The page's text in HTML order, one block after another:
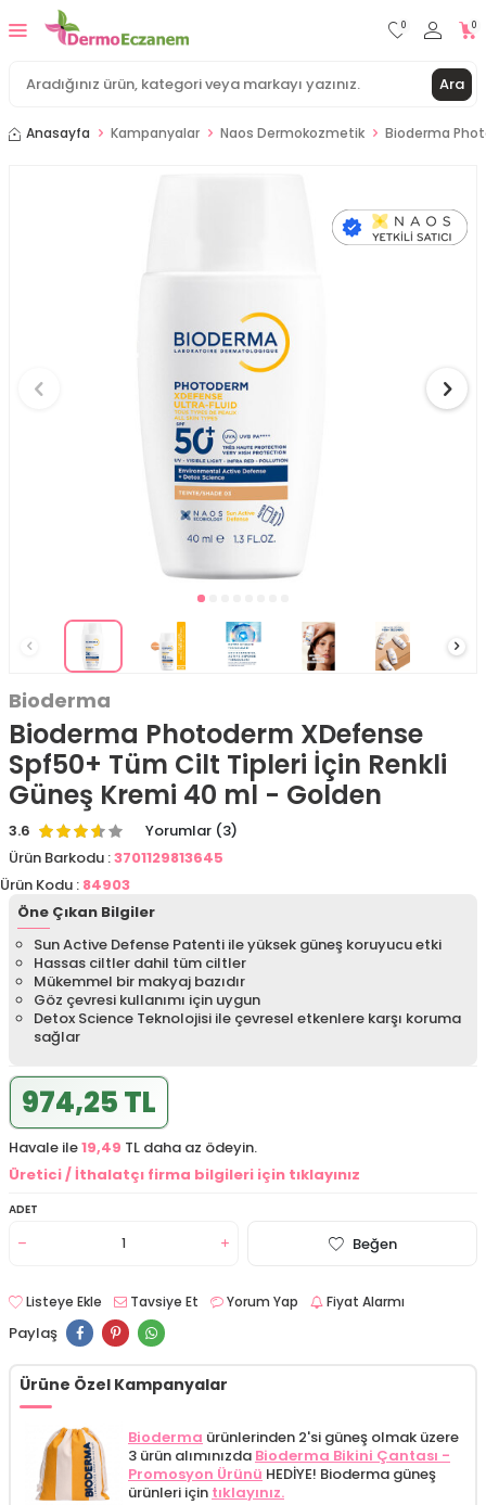
Ara
0 0
Anasayfa Kampanyalar Naos Dermokozmetik Bioderma
Bioderma
Bioderma Photoderm XDefense
Spf50+ Tüm Cilt Tipleri İçin Renkli
Güneş Kremi 40 ml - Golden
3.6
Yorumlar (3)
Ürün Barkodu :3701129813645
Ürün Kodu : 84903
Öne Çıkan Bilgiler
Sun Active Defense Patenti ile yüksek güneş koruyucu etki
Hassas ciltler dahil tüm ciltler
Mükemmel bir makyaj bazıdır
Göz çevresi kullanımı için uygun
Detox Science Teknolojisi ile çevresel etkenlere karşı koruma
sağlar
974,25 TL
Havale ile19,49 TL daha az ödeyin.
Üretici / İthalatçı firma bilgileri için tıklayınız
ADET
Beğen
Listeye Ekle Tavsiye Et Yorum Yap Fiyat Alarmı
Paylaş
Ürüne Özel Kampanyalar
Bioderma ürünlerinden 2'si güneş olmak üzere
3 ürün alımınızda Bioderma Bikini Çantası -
Promosyon Ürünü HEDİYE! Bioderma güneş
ürünleri için tıklayınız.